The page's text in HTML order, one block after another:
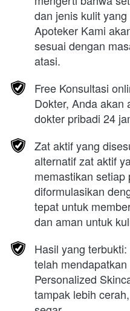
dan jenis kulit
Apoteker Kami
sesuai dengan
atasi.
Free Konsultasi
Dokter, Anda akan
dokter pribadi 24
Zat aktif yang
alternatif zat aktif
memastikan setiap
diformulasikan
tepat untuk
dan aman untuk
Hasil yang
telah
Personalized
tampak lebih